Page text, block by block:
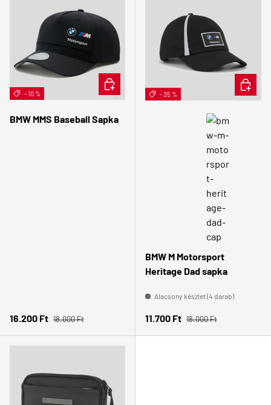
- 10 %
BMW MMS Baseball Sapka
Eladási ár
16.200 Ft Normál ár
18.000 Ft
ÉRDEKEL
- 35 %
BMW M Motorsport
Heritage Dad sapka
Alacsony készlet (4 darab)
Eladási ár
11.700 Ft Normál ár
18.000 Ft